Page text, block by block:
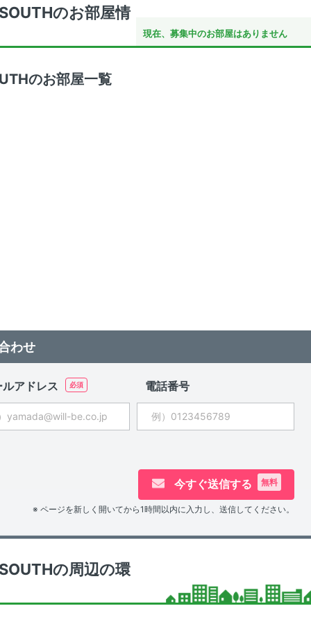
のお部屋情
現在、募集中のお部屋はありません
のお部屋一覧
わせ
アドレス 電話番号
今すぐ送信する 無料
※ ページを新しく開いてから1時間以内に入力し、送信してください。
の周辺の環